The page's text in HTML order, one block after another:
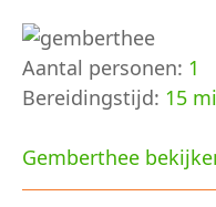
Aantal personen: 1
Bereidingstijd: 15
Gemberthee